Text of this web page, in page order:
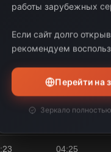
04:00
04:07
04:25
работы зарубежных
Если сайт долго
рекомендуем
Перейти на
Зеркало